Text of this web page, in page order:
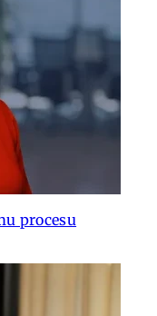
procesu